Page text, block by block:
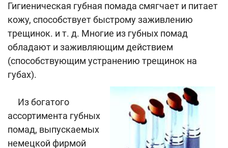
Гигиеническая губная помада смягчает и питает
кожу, способствует быстрому заживлению
трещинок. и т. д. Многие из губных помад
обладают и заживляющим действием
(способствующим устранению трещинок на
губах).
Из богатого
ассортимента губных
помад, выпускаемых
немецкой фирмой